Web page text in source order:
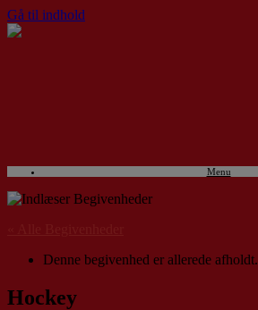
Gå til indhold
Menu
Denne begivenhed er allerede afholdt.
Hockey